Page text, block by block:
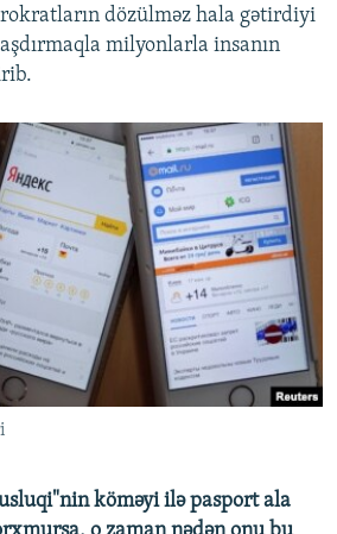
dözülməz hala gətirdiyi
milyonlarla insanın
köməyi ilə pasport ala